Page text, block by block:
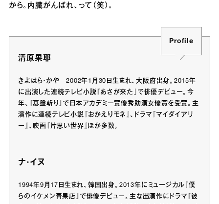
から。内臓がんばれ、って（笑）。
Profile
清原果耶
きよはら・かや 2002年1月30日生まれ、大阪府出身。2015年
に出演した連続テレビ小説『あさが来た』で俳優デビュー。今
年、『碁盤斬り』で日本アカデミー賞優秀助演女優賞を受賞。主
演作に連続テレビ小説『おかえりモネ』、ドラマ『マイダイアリ
ー』、映画『片思い世界』ほか多数。
ナ・イヌ
1994年9月17日生まれ、韓国出身。2013年にミュージカル『僕
らのイケメン青果店』で俳優デビュー。主な出演作にドラマ『彼